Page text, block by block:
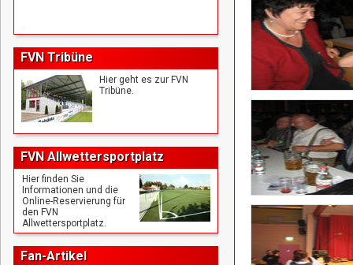
FVN Tribüne
Hier geht es zur FVN
Tribüne.
FVN Allwettersportplatz
Hier finden Sie
Informationen und die
Online-Reservierung für
den FVN
Allwettersportplatz.
Fan-Artikel